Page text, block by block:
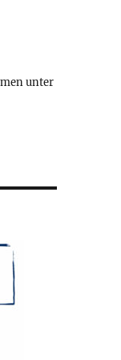
unter